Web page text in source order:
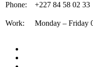
Phone:
+227 84 58 02 33
Work: Monday – Friday